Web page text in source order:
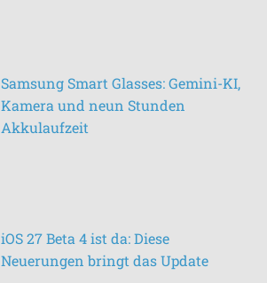
Samsung Smart Glasses: Gemini-KI,
Kamera und neun Stunden
Akkulaufzeit
iOS 27 Beta 4 ist da: Diese
Neuerungen bringt das Update